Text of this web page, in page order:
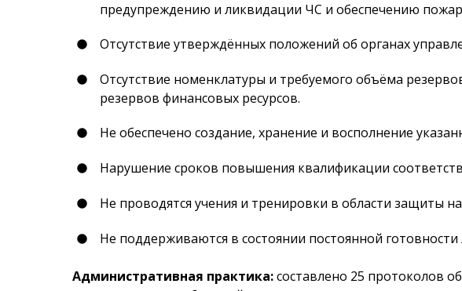
предупреждению и ликвидации ЧС и обеспечению
Отсутствие утверждённых положений об органах
Отсутствие номенклатуры и требуемого объёма
резервов финансовых ресурсов.
Не обеспечено создание, хранение и восполнение
Нарушение сроков повышения квалификации
Не проводятся учения и тренировки в области защиты
Не поддерживаются в состоянии постоянной
Административная практика:составлено 25 протоколов